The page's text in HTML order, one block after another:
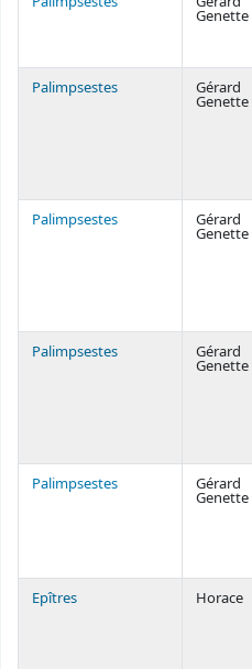
Genette
Palimpsestes Gérard
Genette
Palimpsestes Gérard
Genette
Palimpsestes Gérard
Genette
Palimpsestes Gérard
Genette
Epîtres Horace